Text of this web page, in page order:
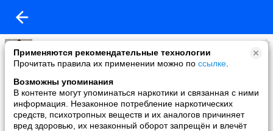
Применяются рекомендательные технологии
Прочитать правила их применении можно по ссылке
Возможны упоминания
В контенте могут упоминаться наркотики и связанная с ними
информация. Незаконное потребление наркотических
средств, психотропных веществ и их аналогов причиняет
вред здоровью, их незаконный оборот запрещён и влечёт
Наталка
added a photo
14 Aug в 11:38